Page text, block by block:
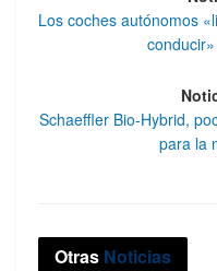
Los coches autónomos
Schaeffler Bio-Hybrid,
para la
Otras Noticias